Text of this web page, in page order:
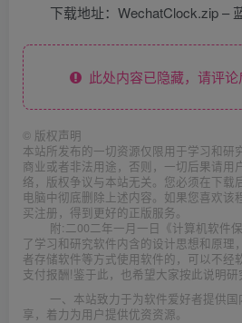
下载地址：WechatClock.zip –
此处内容已隐藏，请评论
© 版权声明
本站所发布的一切资源仅限用于学习和研
商业或者非法用途，否则，一切后果请用
络，版权争议与本站无关。您必须在下载
电脑中彻底删除上述内容。如果您喜欢该
买注册，得到更好的正版服务。
附:二00二年一月一日《计算机软件
了学习和研究软件内含的设计思想和原理
者存储软件等方式使用软件的，可以不经
支付报酬!鉴于此，也希望大家按此说明研
一、本站致力于为软件爱好者提供
享，着力为用户提供优资资源。